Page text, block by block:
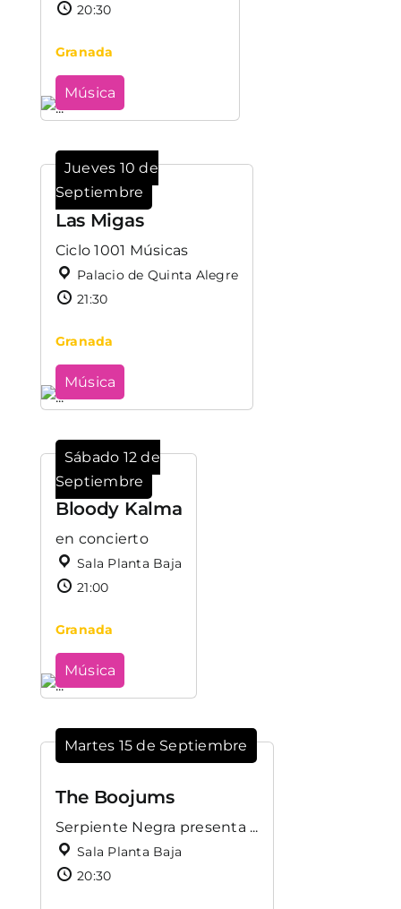
20:30
Granada
Música
Jueves 10 de
Septiembre
Las Migas
Ciclo 1001 Músicas
Palacio de Quinta Alegre
21:30
Granada
Música
Sábado 12 de
Septiembre
Bloody Kalma
en concierto
Sala Planta Baja
21:00
Granada
Música
Martes 15 de Septiembre
The Boojums
Serpiente Negra presenta ...
Sala Planta Baja
20:30